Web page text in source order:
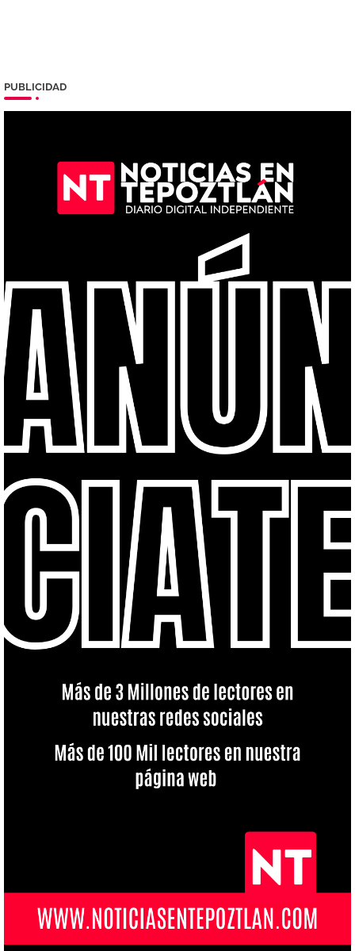
PUBLICIDAD